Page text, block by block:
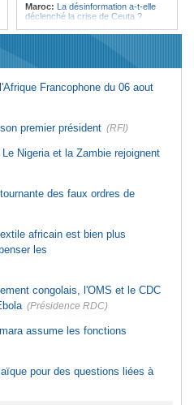
Maroc: La désinformation a-t-elle
déclenché la crise de Ceuta ?
Afrique:L'essor historique de
Algérie:France - L'affaire Mehdi
policière contre le narcotrafic
Monde arabe au Caire
2026 - Le continent, entre ouverture
commerciale et défiance migratoire
Francophone du 06 aout
premier président (RFI)
Nigeria et la Zambie rejoignent
des faux ordres de
africain est bien plus
les
congolais, l'OMS et le CDC
(Présidence RDC)
assume les fonctions
pour des questions liées à